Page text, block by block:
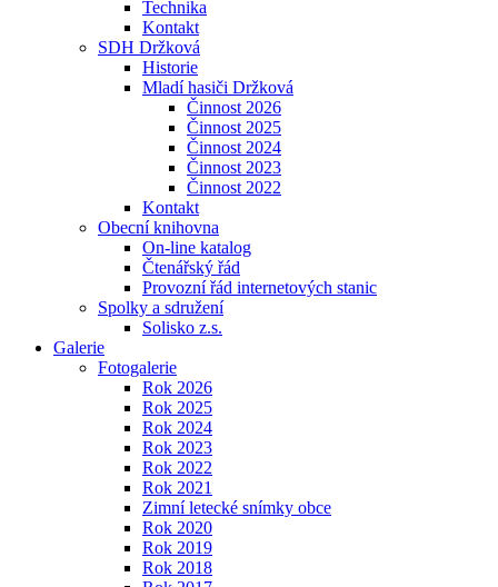
Technika
Kontakt
SDH Držková
Historie
Mladí hasiči Držková
Činnost 2026
Činnost 2025
Činnost 2024
Činnost 2023
Činnost 2022
Kontakt
Obecní knihovna
On-line katalog
Čtenářský řád
Provozní řád internetových stanic
Spolky a sdružení
Solisko z.s.
Galerie
Fotogalerie
Rok 2026
Rok 2025
Rok 2024
Rok 2023
Rok 2022
Rok 2021
Zimní letecké snímky obce
Rok 2020
Rok 2019
Rok 2018